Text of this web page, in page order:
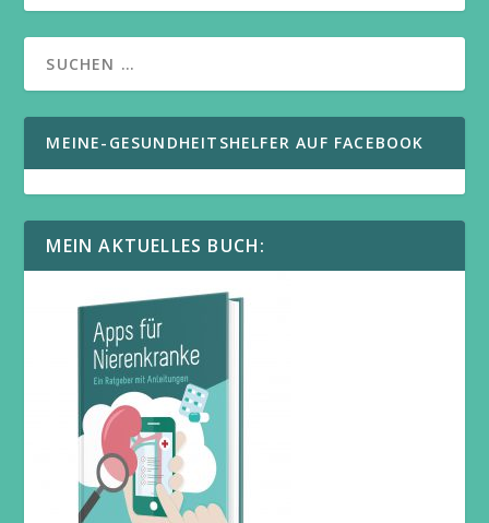
MEINE-GESUNDHEITSHELFER AUF FACEBOOK
MEIN AKTUELLES BUCH: